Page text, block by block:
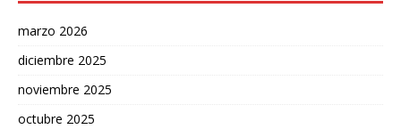
marzo 2026
diciembre 2025
noviembre 2025
octubre 2025